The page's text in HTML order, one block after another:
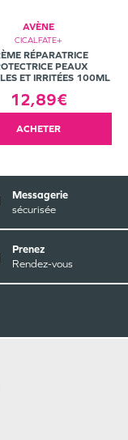
AVÈNE
CICALFATE+
RÉPARATRICE
PEAUX
ET IRRITÉES 100ML
12,89€
ACHETER
Messagerie
sécurisée
Prenez
Rendez-vous